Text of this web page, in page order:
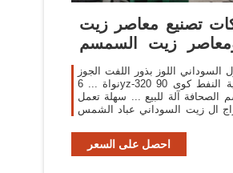
تصنيع معاصر زيت
زيت السمسم
السوداني اللوز بذور اللفت الجوز
نواة ... 6yz-320 نموذج الهيدروليكية النفط كوى 90
آلة للبيع ... سهلة تعمل
ال زيت السوداني عباد الشمس
احصل على السعر